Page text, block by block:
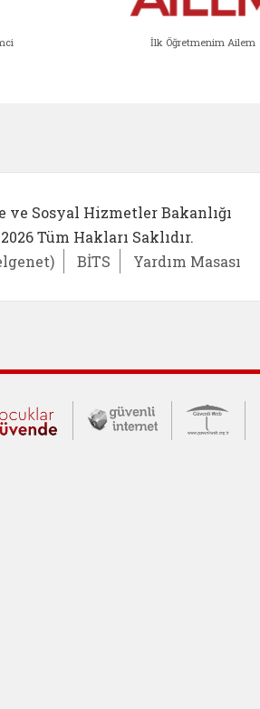
İlk Öğretmenim Ailem
ve Sosyal Hizmetler Bakanlığı
Tüm Hakları Saklıdır.
BİTS Yardım Masası
İletişim Merkezi
Çocuklar Güvende (yeni
Güvenli